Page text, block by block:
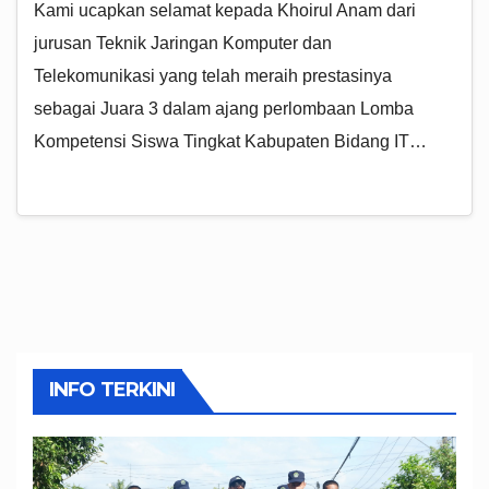
Kami ucapkan selamat kepada Khoirul Anam dari
jurusan Teknik Jaringan Komputer dan
Telekomunikasi yang telah meraih prestasinya
sebagai Juara 3 dalam ajang perlombaan Lomba
Kompetensi Siswa Tingkat Kabupaten Bidang IT…
INFO TERKINI